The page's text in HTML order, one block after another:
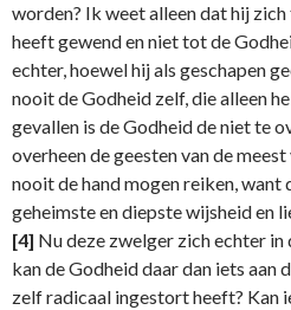
worden? Ik weet alleen dat hij
heeft gewend en niet tot de
echter, hoewel hij als geschapen
nooit de Godheid zelf, die alleen
gevallen is de Godheid de niet te
overheen de geesten van de
nooit de hand mogen reiken, want
geheimste en diepste wijsheid en
[4] Nu deze zwelger zich echter
kan de Godheid daar dan iets aan
zelf radicaal ingestort heeft? Kan